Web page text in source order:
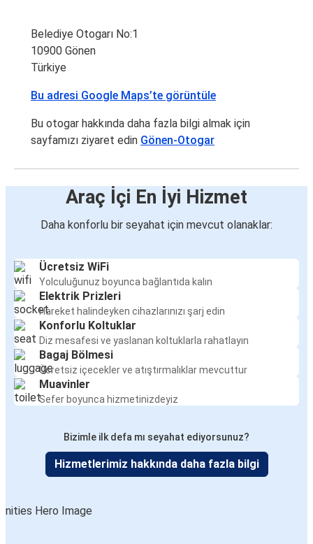
Belediye Otogarı No:1
10900 Gönen
Türkiye
Bu adresi Google Maps’te görüntüle
Bu otogar hakkında daha fazla bilgi almak için
sayfamızı ziyaret edin Gönen-Otogar
Araç İçi En İyi Hizmet
Daha konforlu bir seyahat için mevcut olanaklar:
Ücretsiz WiFi
Yolculuğunuz boyunca bağlantıda kalın
Elektrik Prizleri
Hareket halindeyken cihazlarınızı şarj edin
Konforlu Koltuklar
Diz mesafesi ve yaslanan koltuklarla rahatlayın
Bagaj Bölmesi
Ücretsiz içecekler ve atıştırmalıklar mevcuttur
Muavinler
Sefer boyunca hizmetinizdeyiz
Bizimle ilk defa mı seyahat ediyorsunuz?
Hizmetlerimiz hakkında daha fazla bilgi